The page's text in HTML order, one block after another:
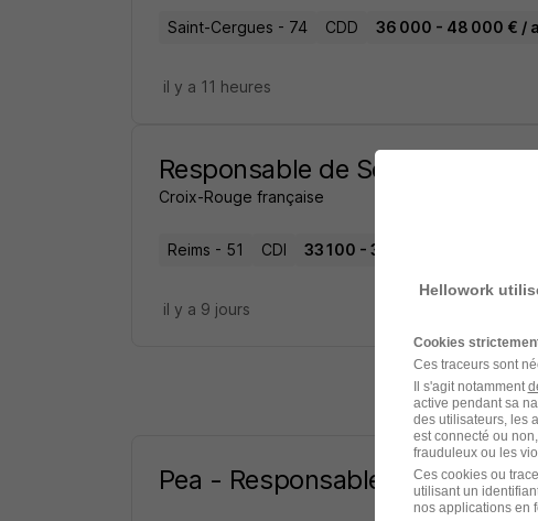
Saint-Cergues - 74 CDD 36 000 - 48 000 € /
il y a 11 heures
Responsable de Service Had -
Croix-Rouge française
Reims - 51 CDI 33 100 - 35 000 € / an
il y a 9 jours
1
Pea - Responsable de Service
Hellowork
Cookies
Ces traceurs sont
Il s'agit notamment
active pendant sa
des utilisateurs, les
est connecté ou
frauduleux ou les
Ces cookies ou
utilisant un
nos applications en